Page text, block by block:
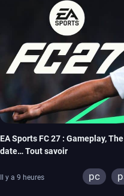
EA Sports FC 27 : Gameplay,
date… Tout savoir
Il y a 9 heures pc